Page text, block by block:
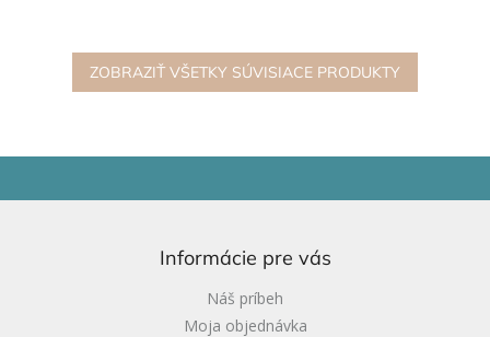
PLA ekologického a
biologicky...
ZOBRAZIŤ VŠETKY SÚVISIACE PRODUKTY
Informácie pre vás
Náš príbeh
Moja objednávka